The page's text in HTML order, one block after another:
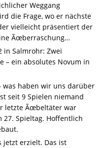
Weggang
die Frage, wo er nächste
vielleicht präsentiert der
Ãœberraschung…
in Salmrohr: Zwei
– ein absolutes Novum in
was haben wir uns darüber
seit 9 Spielen niemand
letzte Ãœbeltäter war
27. Spieltag. Hoffentlich
jetzt erzielt. Das ist